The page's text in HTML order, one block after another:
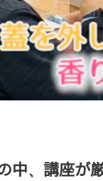
中、講座が